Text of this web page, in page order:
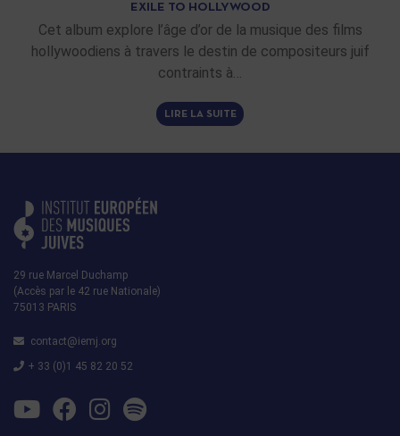
EXILE TO HOLLYWOOD
Cet album explore l’âge d’or de la musique des films
hollywoodiens à travers le destin de compositeurs juif
contraints à…
LIRE LA SUITE
29 rue Marcel Duchamp
(Accès par le 42 rue Nationale)
75013 PARIS
contact@iemj.org
+ 33 (0)1 45 82 20 52